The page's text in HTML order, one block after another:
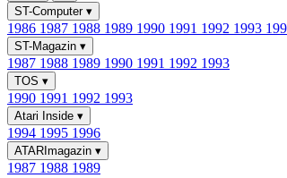
ST-Computer ▾
1986 1987 1988 1989 1990 1991 1992 1993
ST-Magazin ▾
1987 1988 1989 1990 1991 1992 1993
TOS ▾
1990 1991 1992 1993
Atari Inside ▾
1994 1995 1996
ATARImagazin ▾
1987 1988 1989